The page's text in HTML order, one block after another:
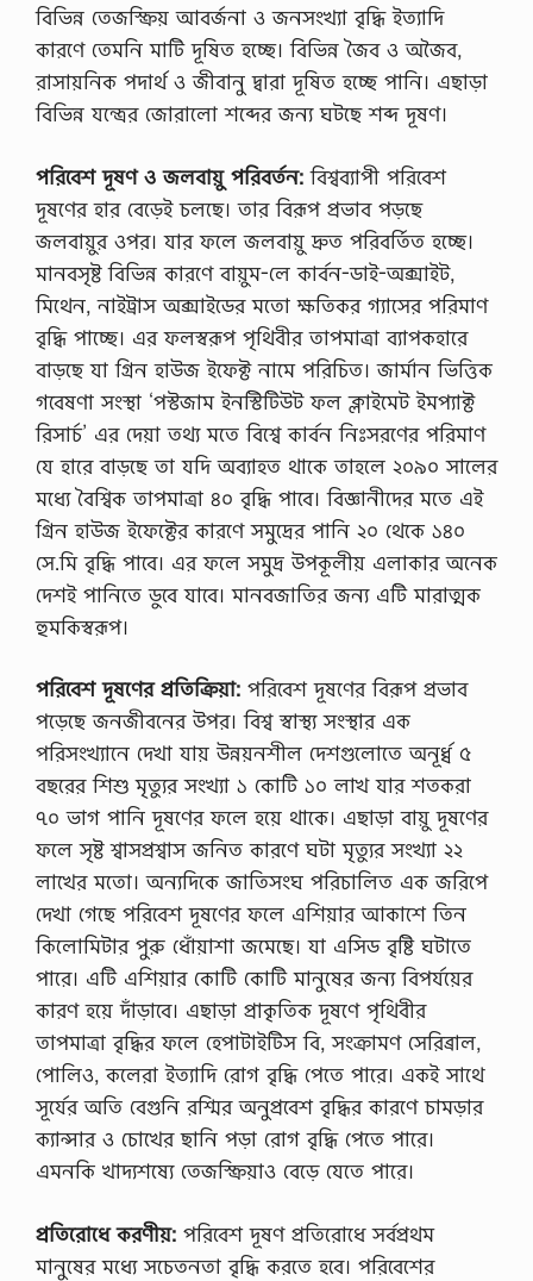
বিভিন্ন তেজস্ক্রিয় আবর্জনা ও জনসংখ্যা বৃদ্ধি ইত্যাদি
কারণে তেমনি মাটি দূষিত হচ্ছে। বিভিন্ন জৈব ও অজৈব,
রাসায়নিক পদার্থ ও জীবানু দ্বারা দূষিত হচ্ছে পানি। এছাড়া
বিভিন্ন যন্ত্রের জোরালো শব্দের জন্য ঘটছে শব্দ দূষণ।
পরিবেশ দূষণ ও জলবায়ু পরিবর্তন: বিশ্বব্যাপী পরিবেশ
দূষণের হার বেড়েই চলছে। তার বিরূপ প্রভাব পড়ছে
জলবায়ুর ওপর। যার ফলে জলবায়ু দ্রুত পরিবর্তিত হচ্ছে।
মানবসৃষ্ট বিভিন্ন কারণে বায়ুম-লে কার্বন-ডাই-অক্সাইট,
মিথেন, নাইট্রাস অক্সাইডের মতো ক্ষতিকর গ্যাসের পরিমাণ
বৃদ্ধি পাচ্ছে। এর ফলস্বরূপ পৃথিবীর তাপমাত্রা ব্যাপকহারে
বাড়ছে যা গ্রিন হাউজ ইফেক্ট নামে পরিচিত। জার্মান ভিত্তিক
গবেষণা সংস্থা ‘পস্টজাম ইনস্টিটিউট ফল ক্লাইমেট ইমপ্যাক্ট
রিসার্চ’ এর দেয়া তথ্য মতে বিশ্বে কার্বন নিঃসরণের পরিমাণ
যে হারে বাড়ছে তা যদি অব্যাহত থাকে তাহলে ২০৯০ সালের
মধ্যে বৈশ্বিক তাপমাত্রা ৪০ বৃদ্ধি পাবে। বিজ্ঞানীদের মতে এই
গ্রিন হাউজ ইফেক্টের কারণে সমুদ্রের পানি ২০ থেকে ১৪০
সে.মি বৃদ্ধি পাবে। এর ফলে সমুদ্র উপকূলীয় এলাকার অনেক
দেশই পানিতে ডুবে যাবে। মানবজাতির জন্য এটি মারাত্মক
হুমকিস্বরূপ।
পরিবেশ দূষণের প্রতিক্রিয়া: পরিবেশ দূষণের বিরূপ প্রভাব
পড়েছে জনজীবনের উপর। বিশ্ব স্বাস্থ্য সংস্থার এক
পরিসংখ্যানে দেখা যায় উন্নয়নশীল দেশগুলোতে অনূর্ধ্ব ৫
বছরের শিশু মৃত্যুর সংখ্যা ১ কোটি ১০ লাখ যার শতকরা
৭০ ভাগ পানি দূষণের ফলে হয়ে থাকে। এছাড়া বায়ু দূষণের
ফলে সৃষ্ট শ্বাসপ্রশ্বাস জনিত কারণে ঘটা মৃত্যুর সংখ্যা ২২
লাখের মতো। অন্যদিকে জাতিসংঘ পরিচালিত এক জরিপে
দেখা গেছে পরিবেশ দূষণের ফলে এশিয়ার আকাশে তিন
কিলোমিটার পুরু ধোঁয়াশা জমেছে। যা এসিড বৃষ্টি ঘটাতে
পারে। এটি এশিয়ার কোটি কোটি মানুষের জন্য বিপর্যয়ের
কারণ হয়ে দাঁড়াবে। এছাড়া প্রাকৃতিক দূষণে পৃথিবীর
তাপমাত্রা বৃদ্ধির ফলে হেপাটাইটিস বি, সংক্রামণ সেরিব্রাল,
পোলিও, কলেরা ইত্যাদি রোগ বৃদ্ধি পেতে পারে। একই সাথে
সূর্যের অতি বেগুনি রশ্মির অনুপ্রবেশ বৃদ্ধির কারণে চামড়ার
ক্যান্সার ও চোখের ছানি পড়া রোগ বৃদ্ধি পেতে পারে।
এমনকি খাদ্যশষ্যে তেজস্ক্রিয়াও বেড়ে যেতে পারে।
প্রতিরোধে করণীয়: পরিবেশ দূষণ প্রতিরোধে সর্বপ্রথম
মানুষের মধ্যে সচেতনতা বৃদ্ধি করতে হবে। পরিবেশের